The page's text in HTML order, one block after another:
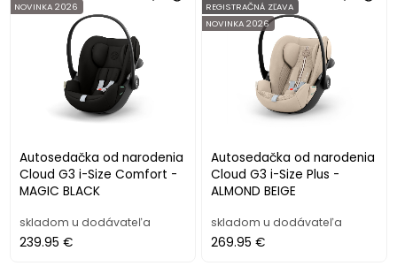
Autosedačka od narodenia
Cloud G3 i-Size Comfort -
MAGIC BLACK
NOVINKA 2026
skladom u dodávateľa
239.95 €
Autosedačka od narodenia
Cloud G3 i-Size Plus -
ALMOND BEIGE
REGISTRAČNÁ ZĽAVA
NOVINKA 2026
skladom u dodávateľa
269.95 €